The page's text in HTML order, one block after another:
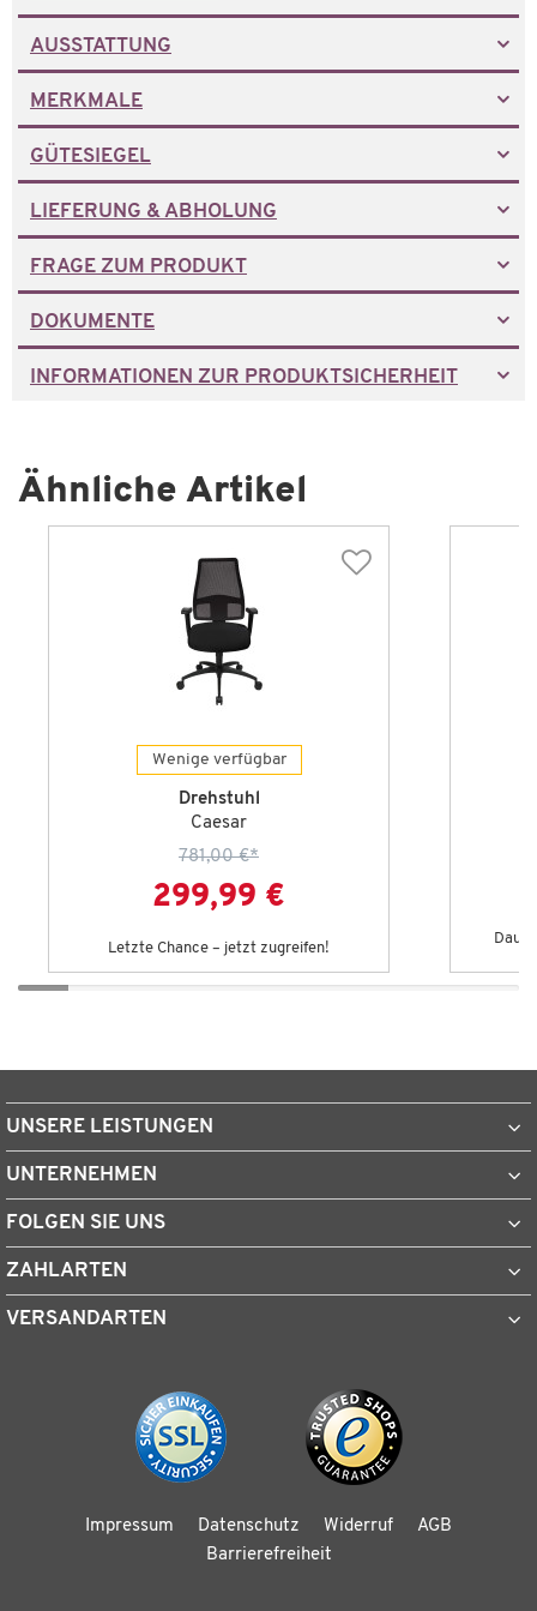
AUSSTATTUNG
MERKMALE
GÜTESIEGEL
LIEFERUNG & ABHOLUNG
FRAGE ZUM PRODUKT
DOKUMENTE
INFORMATIONEN ZUR PRODUKTSICHERHEIT
Ähnliche Artikel
Wenige verfügbar
Drehstuhl
Caesar
781,00 €*
299,99 €
Letzte Chance – jetzt zugreifen!
UNSERE LEISTUNGEN
UNTERNEHMEN
FOLGEN SIE UNS
ZAHLARTEN
VERSANDARTEN
Impressum Datenschutz Widerruf
AGB
Barrierefreiheit